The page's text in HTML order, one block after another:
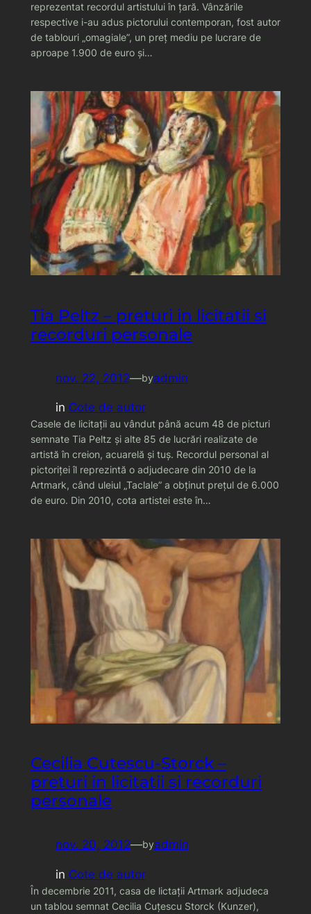
reprezentat recordul artistului în ţară. Vânzările
respective i-au adus pictorului contemporan, fost autor
de tablouri „omagiale”, un preţ mediu pe lucrare de
aproape 1.900 de euro şi…
Tia Peltz – preturi in licitatii si
recorduri personale
nov. 22, 2012—byadmin
in Cote de autor
Casele de licitaţii au vândut până acum 48 de picturi
semnate Tia Peltz şi alte 85 de lucrări realizate de
artistă în creion, acuarelă şi tuş. Recordul personal al
pictoriţei îl reprezintă o adjudecare din 2010 de la
Artmark, când uleiul „Taclale” a obţinut preţul de 6.000
de euro. Din 2010, cota artistei este în…
Cecilia Cutescu-Storck –
preturi in licitatii si recorduri
personale
nov. 20, 2012—byadmin
in Cote de autor
În decembrie 2011, casa de lictaţii Artmark adjudeca
un tablou semnat Cecilia Cuţescu Storck (Kunzer),